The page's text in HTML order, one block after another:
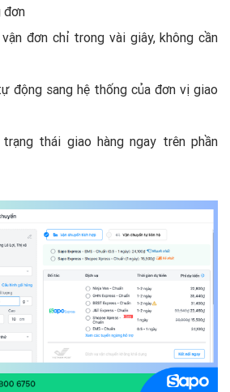
đơn
đơn chỉ trong vài giây, không cần
động sang hệ thống của đơn vị giao
thái giao hàng ngay trên phần